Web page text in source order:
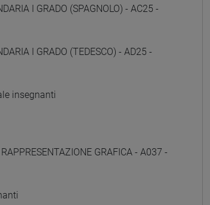
I GRADO (SPAGNOLO) - AC25 -
I GRADO (TEDESCO) - AD25 -
insegnanti
GRAFICA - A037 -